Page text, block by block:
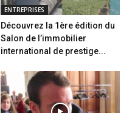
ENTREPRISES
Découvrez la 1ère édition du
Salon de l’immobilier
international de prestige...